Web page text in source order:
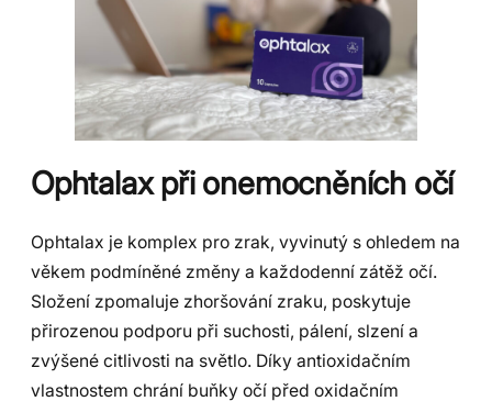
Ophtalax při onemocněních očí
Ophtalax je komplex pro zrak, vyvinutý s ohledem na
věkem podmíněné změny a každodenní zátěž očí.
Složení zpomaluje zhoršování zraku, poskytuje
přirozenou podporu při suchosti, pálení, slzení a
zvýšené citlivosti na světlo. Díky antioxidačním
vlastnostem chrání buňky očí před oxidačním